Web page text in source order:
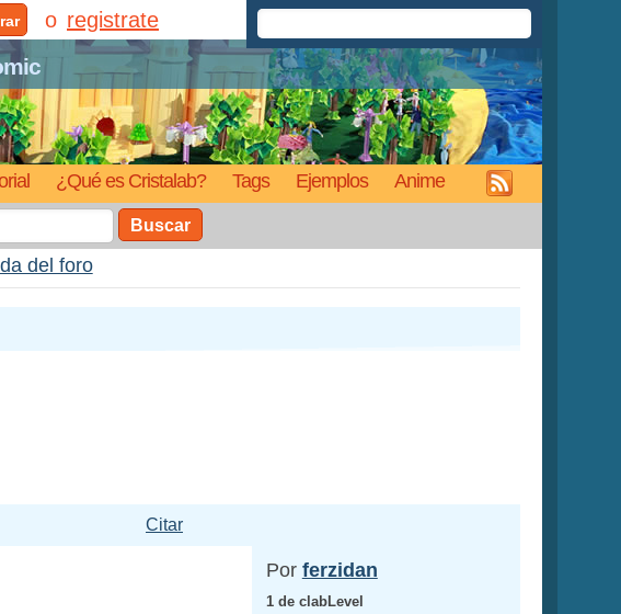
¿Qué es Cristalab? Tags Ejemplos Anime
registrate
Buscar
del foro
Citar
Por ferzidan
1 de clabLevel